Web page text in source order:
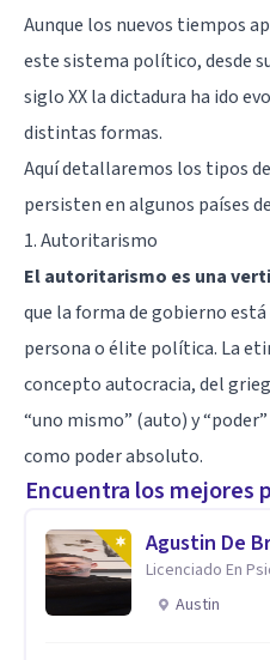
Aunque los nuevos tiempos
este sistema político, desde
siglo XX la dictadura ha ido
distintas formas.
Aquí detallaremos los tipos
persisten en algunos países
1. Autoritarismo
El autoritarismo es una
que la forma de gobierno
persona o élite política. La
concepto autocracia, del
“uno mismo” (auto) y
como poder absoluto.
Encuentra los mejores
Agustin De
Licenciado En
Austin